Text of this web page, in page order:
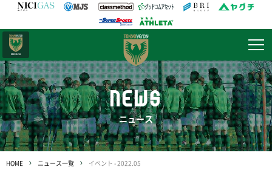
NEWS
ニュース
HOME ニュース一覧 イベント - 2022.05